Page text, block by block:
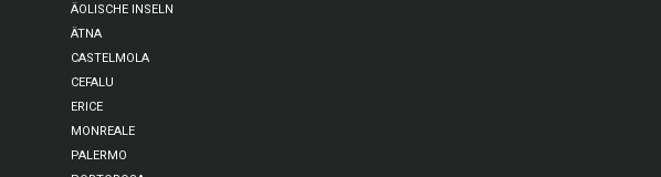
ÄOLISCHE INSELN
ÄTNA
CASTELMOLA
CEFALU
ERICE
MONREALE
PALERMO